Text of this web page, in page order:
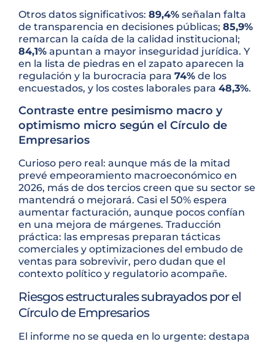
Otros datos significativos: 89,4% señalan falta
de transparencia en decisiones públicas; 85,9%
remarcan la caída de la calidad institucional;
84,1% apuntan a mayor inseguridad jurídica. Y
en la lista de piedras en el zapato aparecen la
regulación y la burocracia para 74% de los
encuestados, y los costes laborales para 48,3%.
Contraste entre pesimismo macro y
optimismo micro según el Círculo de
Empresarios
Curioso pero real: aunque más de la mitad
prevé empeoramiento macroeconómico en
2026, más de dos tercios creen que su sector se
mantendrá o mejorará. Casi el 50% espera
aumentar facturación, aunque pocos confían
en una mejora de márgenes. Traducción
práctica: las empresas preparan tácticas
comerciales y optimizaciones del embudo de
ventas para sobrevivir, pero dudan que el
contexto político y regulatorio acompañe.
Riesgos estructurales subrayados por el
Círculo de Empresarios
El informe no se queda en lo urgente: destapa